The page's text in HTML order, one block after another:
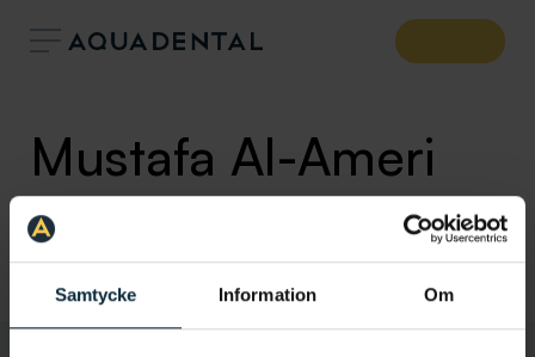
Samtycke Information Om
Mustafa Al-Ameri
Allmäntandläkare
Klinik: